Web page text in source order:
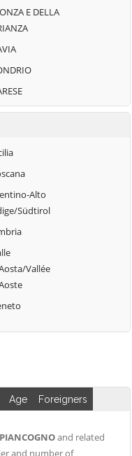
d'Iseo
del
d'Oglio
Chiese
E DELLA
Alto
Südtirol
Vallée
Age Foreigners
and related
and number of